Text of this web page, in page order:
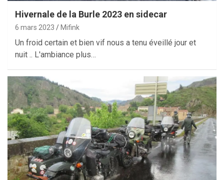
Hivernale de la Burle 2023 en sidecar
6 mars 2023 Mifink
Un froid certain et bien vif nous a tenu éveillé jour et
nuit .. L'ambiance plus…